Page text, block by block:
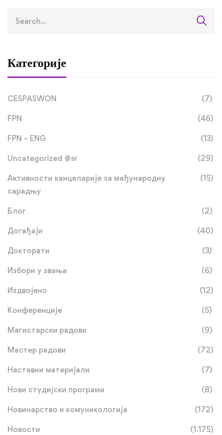
Категорије
CESPASWON (7)
FPN (46)
FPN – ENG (13)
Uncategorized @sr (29)
Активности канцеларије за међународну
сарадњу
(15)
Блог (2)
Догађаји (40)
Докторати (3)
Избори у звања (6)
Издвојено (12)
Конференције (5)
Магистарски радови (9)
Мастер радови (72)
Наставни материјали (7)
Нови студијски програми (8)
Новинарство и комуникологија (172)
Новости (1.175)